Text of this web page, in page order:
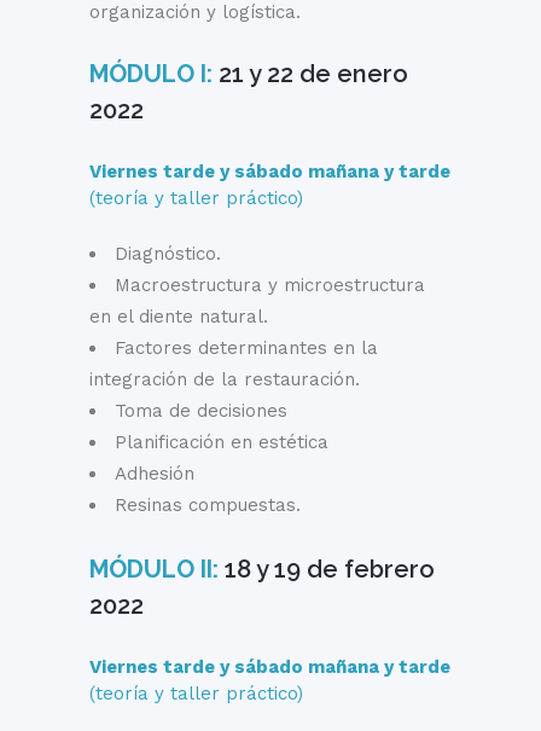
organización y logística.
MÓDULO I: 21 y 22 de enero
2022
Viernes tarde y sábado mañana y tarde
(teoría y taller práctico)
Diagnóstico.
Macroestructura y microestructura
en el diente natural.
Factores determinantes en la
integración de la restauración.
Toma de decisiones
Planificación en estética
Adhesión
Resinas compuestas.
MÓDULO II: 18 y 19 de febrero
2022
Viernes tarde y sábado mañana y tarde
(teoría y taller práctico)